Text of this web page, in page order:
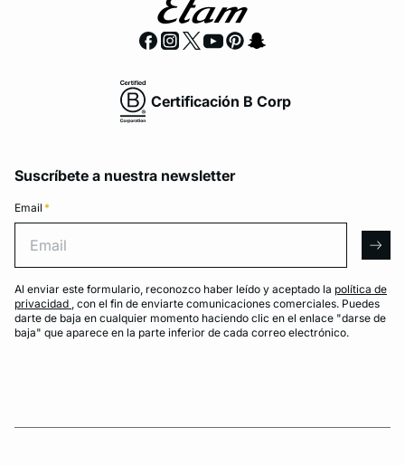
Certificación B Corp
Suscríbete a nuestra newsletter
Email *
Al enviar este formulario, reconozco haber leído y aceptado la política de
privacidad , con el fin de enviarte comunicaciones comerciales. Puedes
darte de baja en cualquier momento haciendo clic en el enlace "darse de
baja" que aparece en la parte inferior de cada correo electrónico.